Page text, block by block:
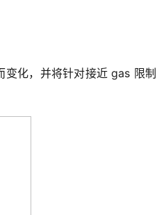
化，并将针对接近 gas 限制